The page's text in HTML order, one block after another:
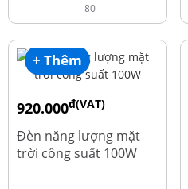
80
+ Thêm
920.000đ(VAT)
Đèn năng lượng mặt
trời công suất 100W